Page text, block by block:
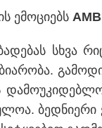
ემო­ცი­ებს
სხვა